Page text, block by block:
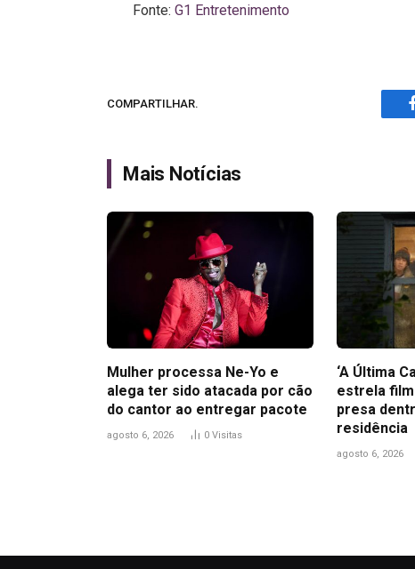
Fonte:G1 Entretenimento
COMPARTILHAR.
Mais Notícias
Mulher processa Ne-Yo e
alega ter sido atacada por cão
do cantor ao entregar pacote
agosto 6, 2026 0 Visitas
‘A Última
estrela
presa
residência
agosto 6, 2026